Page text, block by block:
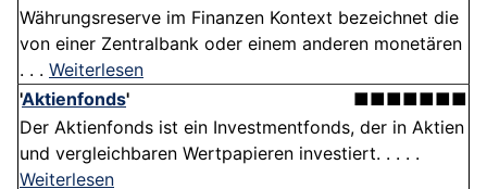
Währungsreserve im Finanzen Kontext bezeichnet die
von einer Zentralbank oder einem anderen monetären
. . . Weiterlesen
'Aktienfonds'
■■■■■■■
Der Aktienfonds ist ein Investmentfonds, der in Aktien
und vergleichbaren Wertpapieren investiert. . . . .
Weiterlesen